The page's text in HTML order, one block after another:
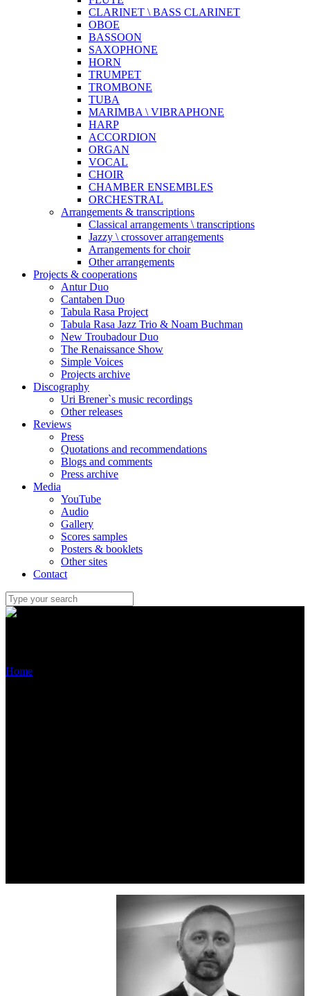
CLARINET \ BASS CLARINET
OBOE
BASSOON
SAXOPHONE
HORN
TRUMPET
TROMBONE
TUBA
MARIMBA \ VIBRAPHONE
HARP
ACCORDION
ORGAN
VOCAL
CHOIR
CHAMBER ENSEMBLES
ORCHESTRAL
Arrangements & transcriptions
Classical arrangements \ transcriptions
Jazzy \ crossover arrangements
Arrangements for choir
Other arrangements
Projects & cooperations
Antur Duo
Cantaben Duo
Tabula Rasa Project
Tabula Rasa Jazz Trio & Noam Buchman
New Troubadour Duo
The Renaissance Show
Simple Voices
Projects archive
Discography
Uri Brener`s music recordings
Other releases
Reviews
Press
Quotations and recommendations
Blogs and comments
Press archive
Media
YouTube
Audio
Gallery
Scores samples
Posters & booklets
Other sites
Contact
Home